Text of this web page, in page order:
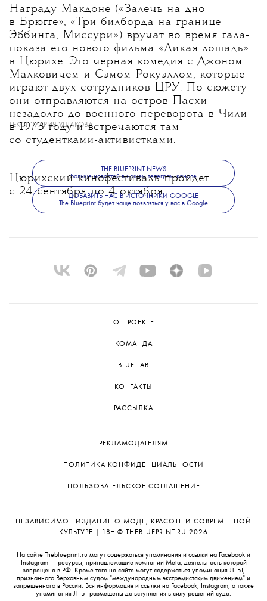
Награду Макдоне («Залечь на дно
в Брюгге», «Три билборда на границе
Эббинга, Миссури») вручат во время гала-
показа его нового фильма «Дикая лошадь»
в Цюрихе. Это черная комедия с Джоном
Малковичем и Сэмом Рокуэллом, которые
играют двух сотрудников ЦРУ. По сюжету
они отправляются на остров Пасхи
незадолго до военного переворота в Чили
в 1973 году и встречаются там
со студентками-активистками.
Цюрихский кинофестиваль пройдет
с 24 сентября по 4 октября.
ТЕКСТ:МАРИЯ УШАКОВА
THE BLUEPRINT NEWS
Больше новостей в нашем телеграм-канале
ДОБАВИТЬ НАС В ИСТОЧНИКИ GOOGLE
The Blueprint будет чаще появляться у вас в Google
О ПРОЕКТЕ
КОМАНДА
BLUE LAB
КОНТАКТЫ
РАССЫЛКА
РЕКЛАМОДАТЕЛЯМ
ПОЛИТИКА КОНФИДЕНЦИАЛЬНОСТИ
ПОЛЬЗОВАТЕЛЬСКОЕ СОГЛАШЕНИЕ
НЕЗАВИСИМОЕ ИЗДАНИЕ О МОДЕ, КРАСОТЕ И СОВРЕМЕННОЙ
КУЛЬТУРЕ | 18+ © THEBLUEPRINT.RU 2026
На сайте Theblueprint.ru могут содержаться упоминания и ссылки на Facebook и
Instagram — ресурсы, принадлежащие компании Meta, деятельность которой
запрещена в РФ. Кроме того на сайте могут содержаться упоминания ЛГБТ,
признанного Верховным судом "международным экстремистским движением" и
запрещенного в России. Вся информация и ссылки на Facebook, Instagram, а также
упоминания ЛГБТ размещены до вступления в силу решений суда.